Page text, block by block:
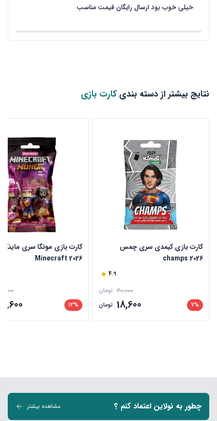
خیلی خوب بود ارسال رایگان قیمت مناسب
نتایج بیشتر از دسته بندی کارت بازی
کارت بازی کیمدی سری چمس
champs 2026
4.9
20,000 تومان
7%
18,600 تومان
کارت بازی مونگا سری
2026 Minecraft
12%
چطور به نولاین اعتماد کنم ؟ مشاهده بیشتر